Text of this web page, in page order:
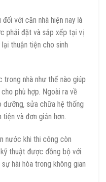
với căn nhà hiện nay là
phải đặt và sắp xếp tại vị
thuận tiện cho sinh
nhà như thế nào giúp
phù hợp. Ngoài ra về
dưỡng, sửa chữa hệ thống
và đơn giản hơn.
nước khi thi công còn
thuật được đồng bộ với
hài hòa trong không gian